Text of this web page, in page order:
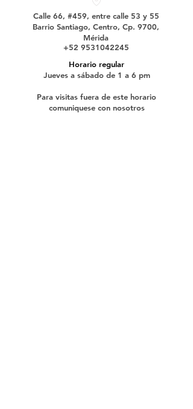
Calle 66, #459, entre calle 53 y 55
Barrio Santiago, Centro, Cp. 9700,
Mérida
+52 9531042245
Horario regular
Jueves a sábado de 1 a 6 pm
Para visitas fuera de este horario
comuniquese con nosotros